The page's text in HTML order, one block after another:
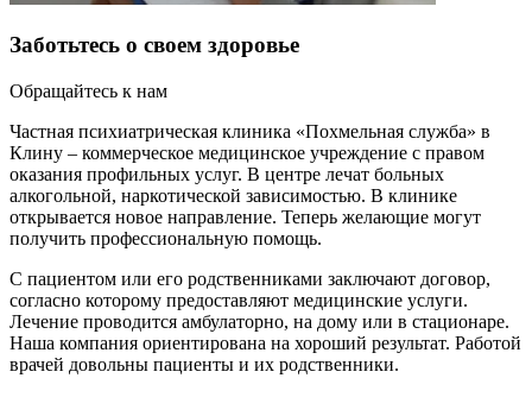
Заботьтесь о своем здоровье
Обращайтесь к нам
Частная психиатрическая клиника «Похмельная служба» в
Клину – коммерческое медицинское учреждение с правом
оказания профильных услуг. В центре лечат больных
алкогольной, наркотической зависимостью. В клинике
открывается новое направление. Теперь желающие могут
получить профессиональную помощь.
С пациентом или его родственниками заключают договор,
согласно которому предоставляют медицинские услуги.
Лечение проводится амбулаторно, на дому или в стационаре.
Наша компания ориентирована на хороший результат. Работой
врачей довольны пациенты и их родственники.